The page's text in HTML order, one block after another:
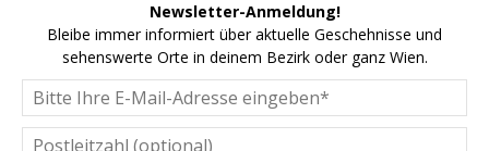
Newsletter-Anmeldung!
Bleibe immer informiert über aktuelle Geschehnisse und
sehenswerte Orte in deinem Bezirk oder ganz Wien.